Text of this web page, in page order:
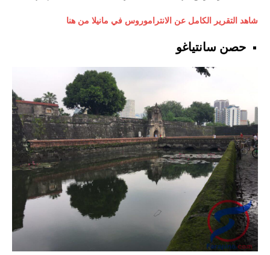
شاهد التقرير الكامل عن الانتراموروس في مانيلا من هنا
حصن سانتياغو